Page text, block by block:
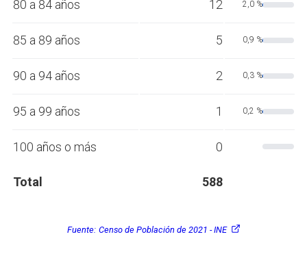
80 a 84 años 12 2,0 %
85 a 89 años 5 0,9 %
90 a 94 años 2 0,3 %
95 a 99 años 1 0,2 %
100 años o más 0
Total 588
Fuente: Censo de Población de 2021 - INE